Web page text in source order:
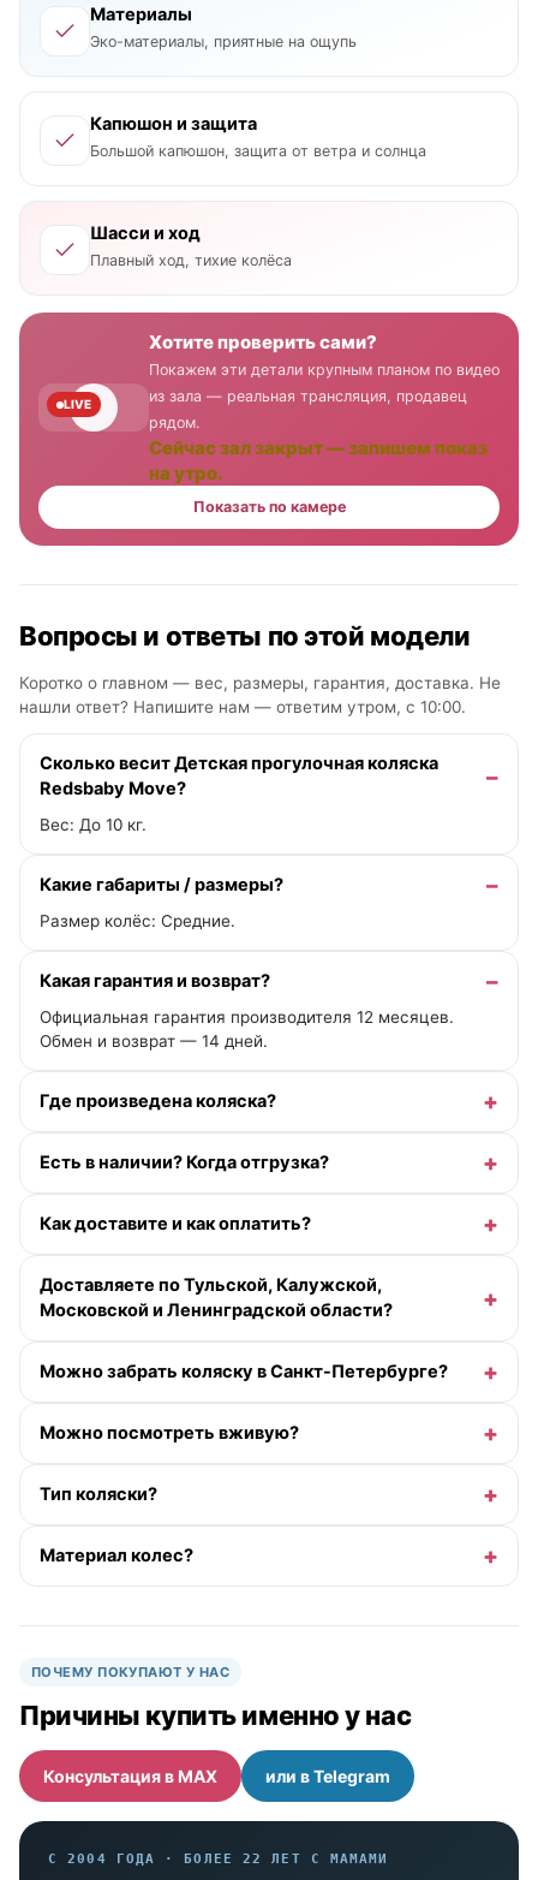
Материалы
Эко-материалы, приятные на ощупь
Капюшон и защита
Большой капюшон, защита от ветра и солнца
Шасси и ход
Плавный ход, тихие колёса
LIVE
Хотите проверить сами?
Покажем эти детали крупным планом по видео
из зала — реальная трансляция, продавец
рядом.
Сейчас зал закрыт — запишем показ
на утро.
Показать по камере
Вопросы и ответы по этой модели
Коротко о главном — вес, размеры, гарантия, доставка. Не
нашли ответ? Напишите нам — ответим утром, с 10:00.
Сколько весит Детская прогулочная коляска
Redsbaby Move?
Вес: До 10 кг.
Какие габариты / размеры?
Размер колёс: Средние.
Какая гарантия и возврат?
Официальная гарантия производителя 12 месяцев.
Обмен и возврат — 14 дней.
Где произведена коляска?
Есть в наличии? Когда отгрузка?
Как доставите и как оплатить?
Доставляете по Тульской, Калужской,
Московской и Ленинградской области?
Можно забрать коляску в Санкт-Петербурге?
Можно посмотреть вживую?
Тип коляски?
Материал колес?
ПОЧЕМУ ПОКУПАЮТ У НАС
Причины купить именно у нас
Консультация в MAX или в Telegram
С 2004 ГОДА · БОЛЕЕ 22 ЛЕТ С МАМАМИ